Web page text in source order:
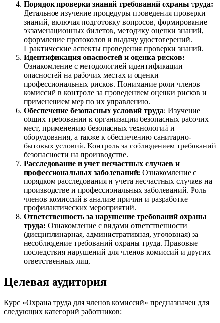
Порядок проверки знаний требований охраны труда:
Детальное изучение процедуры проведения проверки
знаний, включая подготовку вопросов, формирование
экзаменационных билетов, методику оценки знаний,
оформление протоколов и выдачу удостоверений.
Практические аспекты проведения проверки знаний.
Идентификация опасностей и оценка рисков:
Ознакомление с методологией идентификации
опасностей на рабочих местах и оценки
профессиональных рисков. Понимание роли членов
комиссий в контроле за проведением оценки рисков и
применением мер по их управлению.
Обеспечение безопасных условий труда: Изучение
общих требований к организации безопасных рабочих
мест, применению безопасных технологий и
оборудования, а также к обеспечению санитарно-
бытовых условий. Контроль за соблюдением требований
безопасности на производстве.
Расследование и учет несчастных случаев и
профессиональных заболеваний: Ознакомление с
порядком расследования и учета несчастных случаев на
производстве и профессиональных заболеваний. Роль
членов комиссий в анализе причин и разработке
профилактических мероприятий.
Ответственность за нарушение требований охраны
труда: Ознакомление с видами ответственности
(дисциплинарная, административная, уголовная) за
несоблюдение требований охраны труда. Правовые
последствия нарушений для членов комиссий и других
ответственных лиц.
Целевая аудитория
Курс «Охрана труда для членов комиссий» предназначен для
следующих категорий работников: